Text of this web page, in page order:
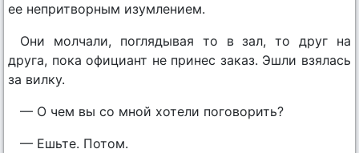
ее непритворным изумлением.
Они молчали, поглядывая то в зал, то друг на
друга, пока официант не принес заказ. Эшли взялась
за вилку.
— О чем вы со мной хотели поговорить?
— Ешьте. Потом.